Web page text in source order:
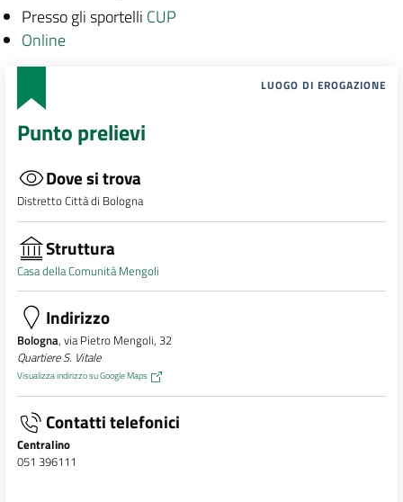
Presso gli sportelli CUP
Online
LUOGO DI EROGAZIONE
Punto prelievi
Dove si trova
Distretto Città di Bologna
Struttura
Casa della Comunità Mengoli
Indirizzo
Bologna, via Pietro Mengoli, 32
Quartiere S. Vitale
Visualizza indirizzo su Google Maps
Contatti telefonici
Centralino
051 396111